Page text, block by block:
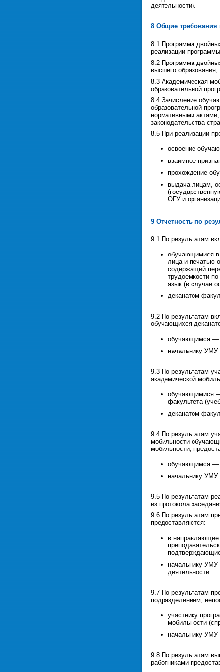
деятельности).
8 Общие требования
8.1 Программа
реализации
8.2 Программа
высшего образования,
8.3 Академическая
образовательной
8.4 Зачисление
образовательной
нормативными актами,
законодательства
8.5 При реализации
освоение
взаимное
прохождение
выдача лицам,
ОГУ и
9 Отчетность по
9.1 По результатам
обучающимися в
лица и печатью
содержащий
трудоемкости
язык (в случае
деканатом
9.2 По результатам
обучающихся
обучающимся —
начальнику УМУ
9.3 По результатам
академической
обучающимися —
факультета
деканатом
9.4 По результатам
мобильности
мобильности,
обучающимся —
начальнику УМУ
9.5 По результатам
из протокола
9.6 По результатам
предоставляются:
в направляющее
начальнику УМУ
деятельности.
9.7 По результатам
подразделением,
участнику
мобильности
начальнику УМУ
9.8 По результатам
работниками